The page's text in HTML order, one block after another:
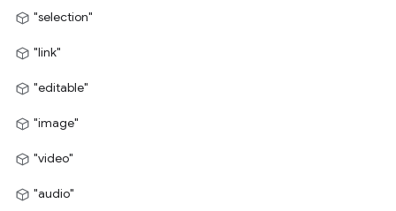
"selection"
"link"
"editable"
"image"
"video"
"audio"